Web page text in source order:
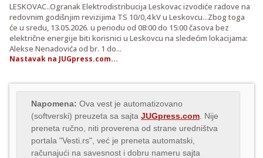
LESKOVAC..Ogranak Elektrodistribucija Leskovac izvodiće radove na
redovnim godišnjim revizijima TS 10/0,4 kV u Leskovcu...Zbog toga
će u sredu, 13.05.2026. u periodu od 08:00 do 15:00 časova bez
električne energije biti korisnici u Leskovcu na sledećim lokacijama:
Alekse Nenadovića od br. 1 do...
Nastavak na JUGpress.com...
Napomena: Ova vest je automatizovano
(softverski) preuzeta sa sajta JUGpress.com . Nije
preneta ručno, niti proverena od strane uredništva
portala "Vesti.rs", već je preneta automatski,
računajući na savesnost i dobru nameru sajta